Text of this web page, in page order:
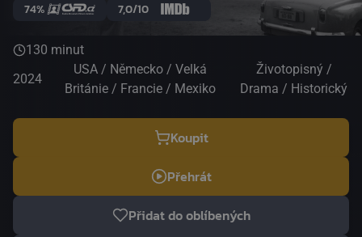
74% 7,0/10
130 minut
2024
USA / Německo / Velká
Británie / Francie / Mexiko
Životopisný /
Drama / Historický
Koupit
Přehrát
Přidat do oblíbených